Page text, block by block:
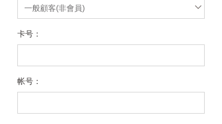
一般顧客(非會員)
卡号：
帐号：